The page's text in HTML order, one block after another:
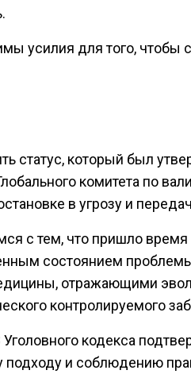
усилия для того, чтобы
статус, который был
комитета по
в угрозу и
с тем, что пришло время
состоянием
отражающими
контролируемого
кодекса
и соблюдению